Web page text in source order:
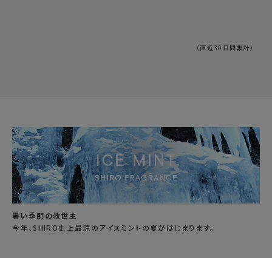
（直近30日間集計）
暑い季節の救世主
今年、SHIRO史上最涼のアイスミントの夏がはじまります。